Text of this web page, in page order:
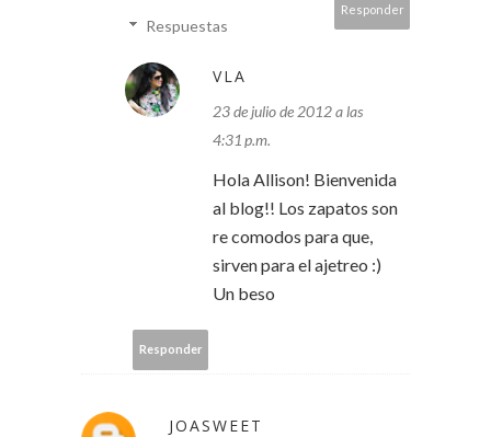
Responder
Respuestas
VLA
23 de julio de 2012 a las
4:31 p.m.
Hola Allison! Bienvenida
al blog!! Los zapatos son
re comodos para que,
sirven para el ajetreo :)
Un beso
Responder
JOASWEET